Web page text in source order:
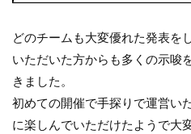
どのチームも大変優れた発表を
いただいた方からも多くの示唆
きました。
初めての開催で手探りで運営い
に楽しんでいただけたようで大